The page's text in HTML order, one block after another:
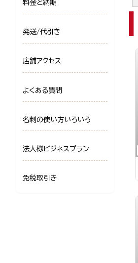
料金と納期
発送/代引き
店舗アクセス
よくある質問
名刺の使い方いろいろ
法人様ビジネスプラン
免税取引き